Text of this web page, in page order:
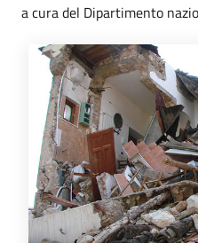
a cura del Dipartimento